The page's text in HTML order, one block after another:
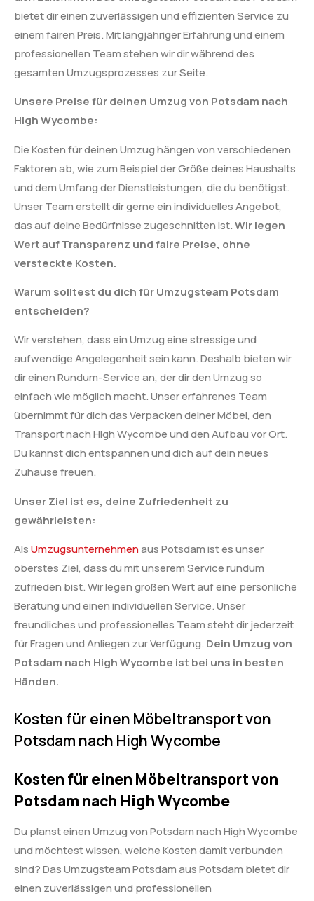
bietet dir einen zuverlässigen und effizienten Service zu
einem fairen Preis. Mit langjähriger Erfahrung und einem
professionellen Team stehen wir dir während des
gesamten Umzugsprozesses zur Seite.
Unsere Preise für deinen Umzug von Potsdam nach
High Wycombe:
Die Kosten für deinen Umzug hängen von verschiedenen
Faktoren ab, wie zum Beispiel der Größe deines Haushalts
und dem Umfang der Dienstleistungen, die du benötigst.
Unser Team erstellt dir gerne ein individuelles Angebot,
das auf deine Bedürfnisse zugeschnitten ist.Wir legen
Wert auf Transparenz und faire Preise, ohne
versteckte Kosten.
Warum solltest du dich für Umzugsteam Potsdam
entscheiden?
Wir verstehen, dass ein Umzug eine stressige und
aufwendige Angelegenheit sein kann. Deshalb bieten wir
dir einen Rundum-Service an, der dir den Umzug so
einfach wie möglich macht. Unser erfahrenes Team
übernimmt für dich das Verpacken deiner Möbel, den
Transport nach High Wycombe und den Aufbau vor Ort.
Du kannst dich entspannen und dich auf dein neues
Zuhause freuen.
Unser Ziel ist es, deine Zufriedenheit zu
gewährleisten:
AlsUmzugsunternehmenaus Potsdam ist es unser
oberstes Ziel, dass du mit unserem Service rundum
zufrieden bist. Wir legen großen Wert auf eine persönliche
Beratung und einen individuellen Service. Unser
freundliches und professionelles Team steht dir jederzeit
für Fragen und Anliegen zur Verfügung. Dein Umzug von
Potsdam nach High Wycombe ist bei uns in besten
Händen.
Kosten für einen Möbeltransport von
Potsdam nach High Wycombe
Kosten für einen Möbeltransport von
Potsdam nach High Wycombe
Du planst einen Umzug von Potsdam nach High Wycombe
und möchtest wissen, welche Kosten damit verbunden
sind? Das Umzugsteam Potsdam aus Potsdam bietet dir
einen zuverlässigen und professionellen